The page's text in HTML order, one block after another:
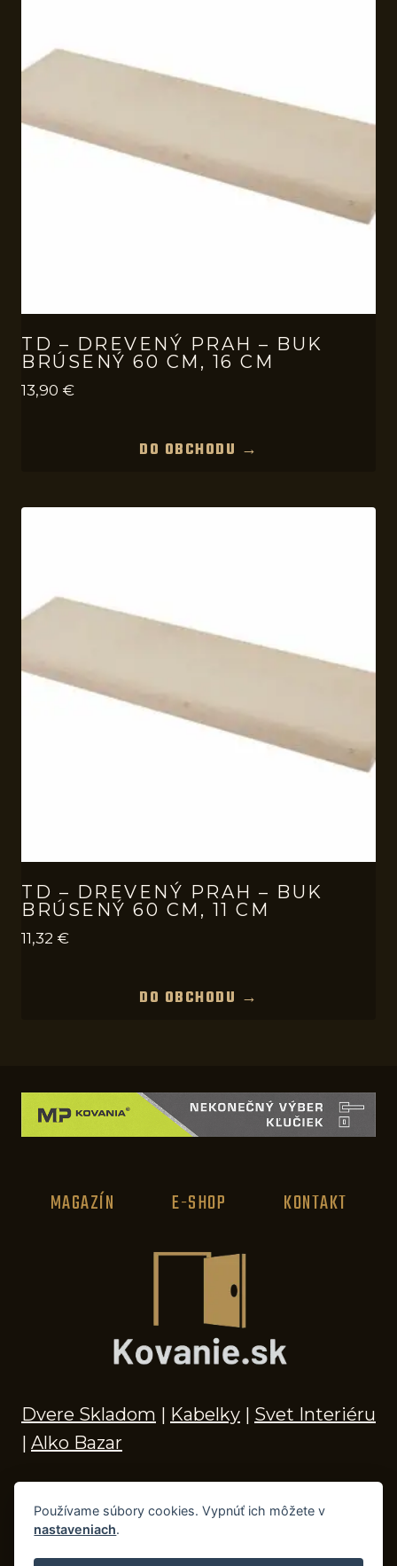
TD – DREVENÝ PRAH – BUK
BRÚSENÝ 60 CM, 16 CM
13,90 €
DO OBCHODU →
TD – DREVENÝ PRAH – BUK
BRÚSENÝ 60 CM, 11 CM
11,32 €
DO OBCHODU →
MAGAZÍN E-SHOP KONTAKT
Dvere Skladom | Kabelky | Svet Interiéru
| Alko Bazar
© 2026 Kľučky na dvere, madlá, kovania,
Používame súbory cookies. Vypnúť ich môžete v
nastaveniach.